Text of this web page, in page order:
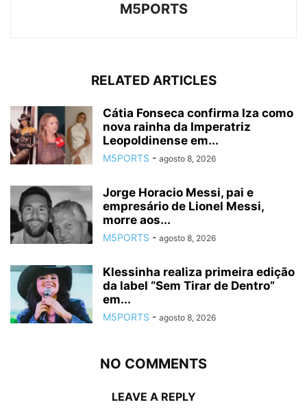
M5PORTS
RELATED ARTICLES
Cátia Fonseca confirma Iza como
nova rainha da Imperatriz
Leopoldinense em...
M5PORTS - agosto 8, 2026
Jorge Horacio Messi, pai e
empresário de Lionel Messi,
morre aos...
M5PORTS - agosto 8, 2026
Klessinha realiza primeira edição
da label “Sem Tirar de Dentro”
em...
M5PORTS - agosto 8, 2026
NO COMMENTS
LEAVE A REPLY